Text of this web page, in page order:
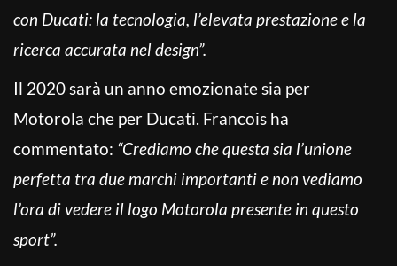
con Ducati: la tecnologia, l’elevata prestazione e la
ricerca accurata nel design”.
Il 2020 sarà un anno emozionate sia per
Motorola che per Ducati. Francois ha
commentato: “Crediamo che questa sia l’unione
perfetta tra due marchi importanti e non vediamo
l’ora di vedere il logo Motorola presente in questo
sport”.